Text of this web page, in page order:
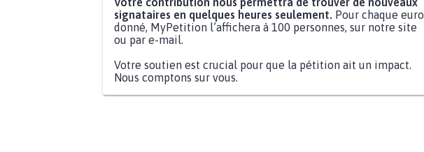
signataires en quelques heures seulement. Pour chaque euro
donné, MyPetition l’affichera à 100 personnes, sur notre site
ou par e-mail.
Votre soutien est crucial pour que la pétition ait un impact.
Nous comptons sur vous.